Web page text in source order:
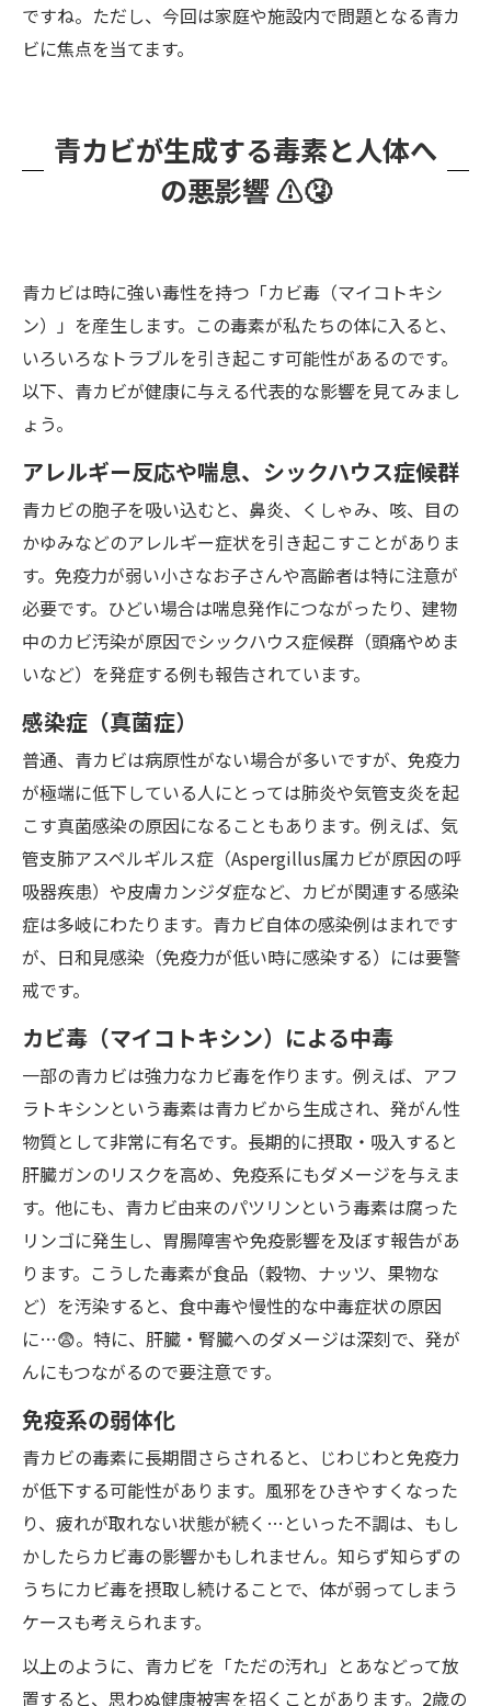
ですね。ただし、今回は家庭や施設内で問題となる青カ
ビに焦点を当てます。
青カビが生成する毒素と人体へ
の悪影響 ⚠️🤧
青カビは時に強い毒性を持つ「カビ毒（マイコトキシ
ン）」を産生します。この毒素が私たちの体に入ると、
いろいろなトラブルを引き起こす可能性があるのです。
以下、青カビが健康に与える代表的な影響を見てみまし
ょう。
アレルギー反応や喘息、シックハウス症候群
青カビの胞子を吸い込むと、鼻炎、くしゃみ、咳、目の
かゆみなどのアレルギー症状を引き起こすことがありま
す。免疫力が弱い小さなお子さんや高齢者は特に注意が
必要です。ひどい場合は喘息発作につながったり、建物
中のカビ汚染が原因でシックハウス症候群（頭痛やめま
いなど）を発症する例も報告されています。
感染症（真菌症）
普通、青カビは病原性がない場合が多いですが、免疫力
が極端に低下している人にとっては肺炎や気管支炎を起
こす真菌感染の原因になることもあります。例えば、気
管支肺アスペルギルス症（Aspergillus属カビが原因の呼
吸器疾患）や皮膚カンジダ症など、カビが関連する感染
症は多岐にわたります。青カビ自体の感染例はまれです
が、日和見感染（免疫力が低い時に感染する）には要警
戒です。
カビ毒（マイコトキシン）による中毒
一部の青カビは強力なカビ毒を作ります。例えば、アフ
ラトキシンという毒素は青カビから生成され、発がん性
物質として非常に有名です。長期的に摂取・吸入すると
肝臓ガンのリスクを高め、免疫系にもダメージを与えま
す。他にも、青カビ由来のパツリンという毒素は腐った
リンゴに発生し、胃腸障害や免疫影響を及ぼす報告があ
ります。こうした毒素が食品（穀物、ナッツ、果物な
ど）を汚染すると、食中毒や慢性的な中毒症状の原因
に…😨。特に、肝臓・腎臓へのダメージは深刻で、発が
んにもつながるので要注意です。
免疫系の弱体化
青カビの毒素に長期間さらされると、じわじわと免疫力
が低下する可能性があります。風邪をひきやすくなった
り、疲れが取れない状態が続く…といった不調は、もし
かしたらカビ毒の影響かもしれません。知らず知らずの
うちにカビ毒を摂取し続けることで、体が弱ってしまう
ケースも考えられます。
以上のように、青カビを「ただの汚れ」とあなどって放
置すると、思わぬ健康被害を招くことがあります。2歳の